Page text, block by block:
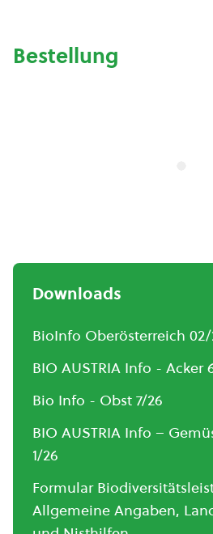
Bestellung
Downloads
BioInfo Oberösterreich 02/
BIO AUSTRIA Info - Acker
Bio Info - Obst 7/26
BIO AUSTRIA Info –
1/26
Formular
Allgemeine Angaben,